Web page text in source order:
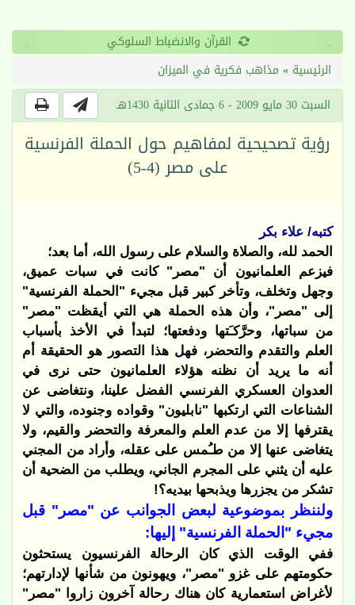
القرآن والانضباط السلوكي ‹
›
الرئيسية » مذاهب فكرية في الميزان
السبت 30 مايو 2009 - 6 جمادى الثانية 1430هـ
رؤية تصحيحية لمفاهيم حول الحملة الفرنسية
على مصر (4-5)
كتبه/ علاء بكر
الحمد لله، والصلاة والسلام على رسول الله، أما بعد؛
فيزعم العلمانيون أن "مصر" كانت في سبات عميق،
وجهل وتخلف، وتأخر كبير قبل مجيء "الحملة الفرنسية"
إلى "مصر"، وأن هذه الحملة هي التي أيقظت "مصر"
من سباتها، وحرَّكـَتها ودفعتها؛ لتبدأ في الأخذ بأسباب
العلم والتقدم والتحضر، فهل هذا التصور هو الحقيقة أم
أنه ما يريد أن نظنه هؤلاء العلمانيون حتى نرى في
العدوان العسكري الفرنسي الفضل علينا، ونتغاضى عن
الشناعات التي ارتكبها "نابليون" وقواده وجنوده، والتي لا
يقترفها إلا من عدم العلم والمعرفة والتحضر والقيم، ولا
يتغاضى عنها إلا من طـُمس على عقله، وأراد من المجني
عليه أن يثني على المجرم الجاني، ويطلب من الضحية أن
تشكر من يجزرها ويذبحها بيديه؟!
ولننظر بموضوعية لبعض الجوانب عن "مصر" قبل
مجيء "الحملة الفرنسية" إليها:
ففي الوقت الذي كان الرحالة الفرنسيون يستحثون
حكومتهم على غزو "مصر"، ويهونون من شأنها لإدارتهم؛
لأغراض استعمارية كان هناك رحالة آخرون زاروا "مصر"